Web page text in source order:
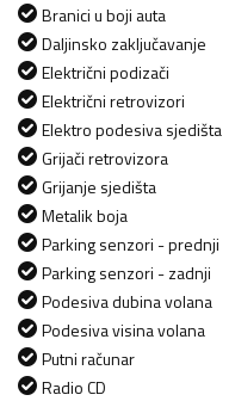
Branici u boji auta
Daljinsko zaključavanje
Električni podizači
Električni retrovizori
Elektro podesiva sjedišta
Grijači retrovizora
Grijanje sjedišta
Metalik boja
Parking senzori - prednji
Parking senzori - zadnji
Podesiva dubina volana
Podesiva visina volana
Putni računar
Radio CD